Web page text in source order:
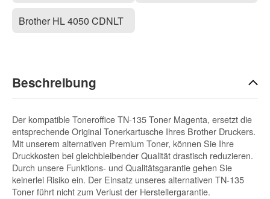
Brother HL 4050 CDNLT
Beschreibung
Der kompatible Toneroffice TN-135 Toner Magenta, ersetzt die
entsprechende Original Tonerkartusche Ihres Brother Druckers.
Mit unserem alternativen Premium Toner, können Sie Ihre
Druckkosten bei gleichbleibender Qualität drastisch reduzieren.
Durch unsere Funktions- und Qualitätsgarantie gehen Sie
keinerlei Risiko ein. Der Einsatz unseres alternativen TN-135
Toner führt nicht zum Verlust der Herstellergarantie.